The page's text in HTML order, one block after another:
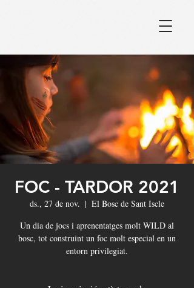
FOC - TARDOR 2021
ds., 27 de nov.
  |
El Bosc de Sant Iscle
Un dia de jocs i aprenentatges molt WILD al
bosc, tot construint un foc molt especial en un
entorn privilegiat.